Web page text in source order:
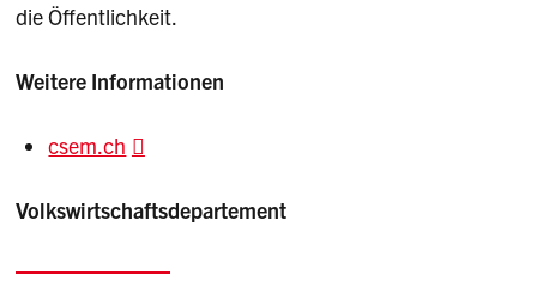
die Öffentlichkeit.
Weitere Informationen
csem.ch
Volkswirtschaftsdepartement